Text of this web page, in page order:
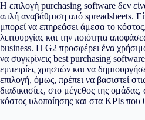
Η επιλογή purchasing software δεν
απλή αναβάθμιση από spreadsheets.
μπορεί να επηρεάσει άμεσα το
λειτουργίας και την ποιότητα
business. Η G2 προσφέρει ένα
να συγκρίνεις best purchasing
εμπειρίες χρηστών και να
επιλογή, όμως, πρέπει να βασιστεί
διαδικασίες, στο μέγεθος της
κόστος υλοποίησης και στα KPIs που